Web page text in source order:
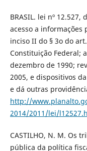
BRASIL. lei nº
acesso a informações
inciso II do § 3o do
Constituição Federal;
dezembro de 1990;
2005, e dispositivos
e dá outras
http://
2014/2011/lei/
CASTILHO, N. M. Os
pública da política